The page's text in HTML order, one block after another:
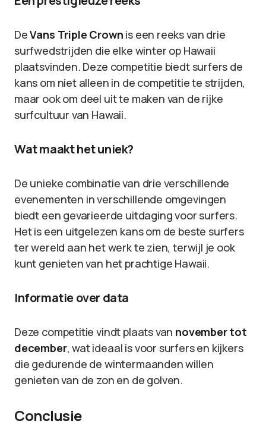
DeVans Triple Crown is een reeks van drie
surfwedstrijden die elke winter op Hawaii
plaatsvinden. Deze competitie biedt surfers de
kans om niet alleen in de competitie te strijden,
maar ook om deel uit te maken van de rijke
surfcultuur van Hawaii.
Wat maakt het uniek?
De unieke combinatie van drie verschillende
evenementen in verschillende omgevingen
biedt een gevarieerde uitdaging voor surfers.
Het is een uitgelezen kans om de beste surfers
ter wereld aan het werk te zien, terwijl je ook
kunt genieten van het prachtige Hawaii.
Informatie over data
Deze competitie vindt plaats van november tot
december, wat ideaal is voor surfers en kijkers
die gedurende de wintermaanden willen
genieten van de zon en de golven.
Conclusie